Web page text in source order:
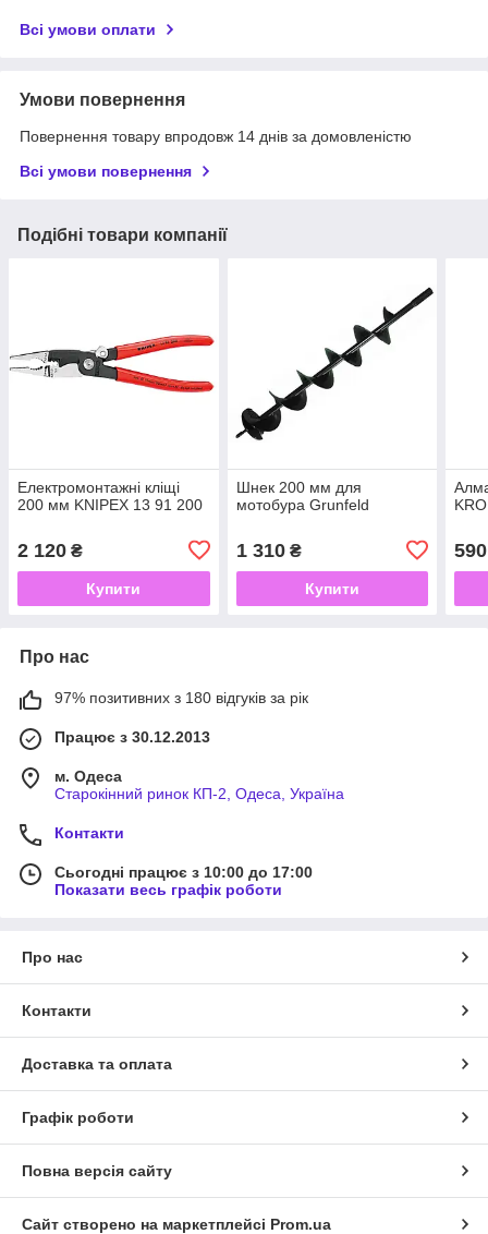
Всі умови оплати
Умови повернення
Повернення товару впродовж 14 днів за домовленістю
Всі умови повернення
Подібні товари компанії
Електромонтажні кліщі
200 мм KNIPEX 13 91 200
2 120 ₴
Купити
Шнек 200 мм для
мотобура Grunfeld
1 310₴
Купити
590
Про нас
97% позитивних з 180 відгуків за рік
Працює з 30.12.2013
м. Одеса
Старокінний ринок КП-2, Одеса, Україна
Контакти
Сьогодні працює з 10:00 до 17:00
Показати весь графік роботи
Про нас
Контакти
Доставка та оплата
Графік роботи
Повна версія сайту
Сайт створено на маркетплейсі Prom.ua